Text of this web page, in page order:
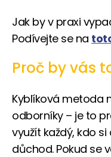
Jak by v praxi
Podívejte se na
Proč by vás
Kyblíková metoda
odborníky – je to
využít každý, kdo
důchod. Pokud se